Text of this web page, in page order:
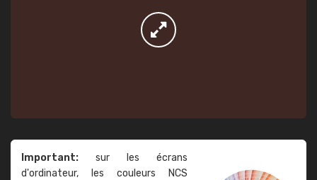
Important: sur les écrans
d'ordinateur, les couleurs NCS